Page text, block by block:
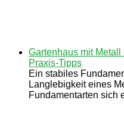
Gartenhaus mit
Praxis-Tipps
Ein stabiles
Langlebigkeit eines
Fundamentarten sich